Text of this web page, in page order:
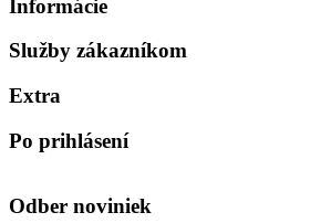
Informácie
Služby zákazníkom
Extra
Po prihlásení
Odber noviniek